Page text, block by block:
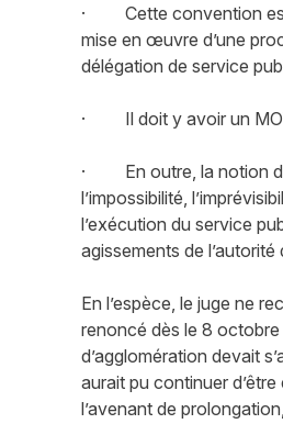
· Cette convention est
mise en œuvre d’une
délégation de service
· Il doit y avoir un
· En outre, la notion
l’impossibilité,
l’exécution du service
agissements de l’autorité
En l’espèce, le juge ne
renoncé dès le 8
d’agglomération devait
aurait pu continuer
l’avenant de